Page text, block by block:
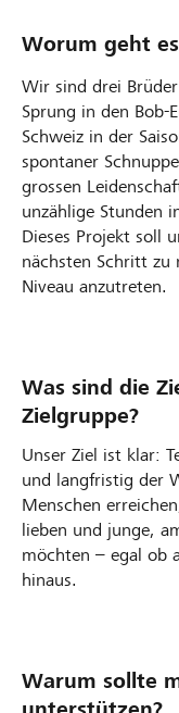
Worum geht
Wir sind drei
Sprung in den Bob-
Schweiz in der
spontaner
grossen
unzählige Stunden
Dieses Projekt soll
nächsten Schritt zu
Niveau anzutreten.
Was sind die
Zielgruppe?
Unser Ziel ist klar:
und langfristig der
Menschen
lieben und junge,
möchten – egal ob
hinaus.
Warum sollte